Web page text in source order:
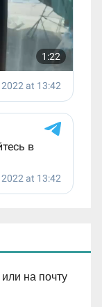
или на почту